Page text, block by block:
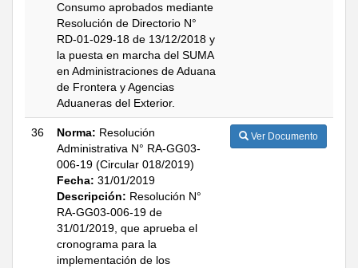
Consumo aprobados mediante
Resolución de Directorio N°
RD-01-029-18 de 13/12/2018 y
la puesta en marcha del SUMA
en Administraciones de Aduana
de Frontera y Agencias
Aduaneras del Exterior.
36 Norma: Resolución
Administrativa N° RA-GG03-
006-19 (Circular 018/2019)
Fecha: 31/01/2019
Descripción: Resolución N°
RA-GG03-006-19 de
31/01/2019, que aprueba el
cronograma para la
implementación de los
Ver Documento